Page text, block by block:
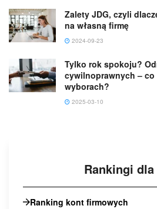
Zalety JDG, czyli
na własną firmę
2024-09-23
Tylko rok spokoju?
cywilnoprawnych –
wyborach?
2025-03-10
Rankingi
Ranking kont firmowych